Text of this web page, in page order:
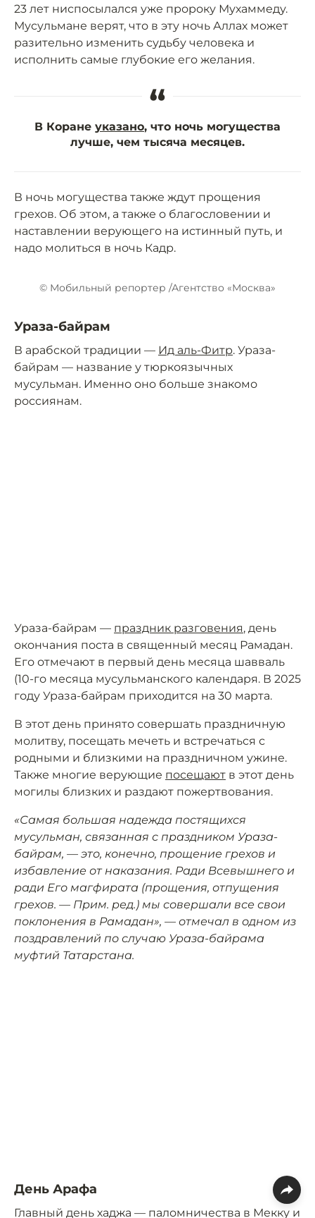
23 лет ниспосылался уже пророку Мухаммеду.
Мусульмане верят, что в эту ночь Аллах может
разительно изменить судьбу человека и
исполнить самые глубокие его желания.
“
В Коране указано, что ночь могущества
лучше, чем тысяча месяцев.
В ночь могущества также ждут прощения
грехов. Об этом, а также о благословении и
наставлении верующего на истинный путь, и
надо молиться в ночь Кадр.
© Мобильный репортер /Агентство «Москва»
Ураза-байрам
В арабской традиции — Ид аль-Фитр. Ураза-
байрам — название у тюркоязычных
мусульман. Именно оно больше знакомо
россиянам.
Ураза-байрам — праздник разговения, день
окончания поста в священный месяц Рамадан.
Его отмечают в первый день месяца шавваль
(10-го месяца мусульманского календаря. В 2025
году Ураза-байрам приходится на 30 марта.
В этот день принято совершать праздничную
молитву, посещать мечеть и встречаться с
родными и близкими на праздничном ужине.
Также многие верующие посещают в этот день
могилы близких и раздают пожертвования.
«Самая большая надежда постящихся
мусульман, связанная с праздником Ураза-
байрам, — это, конечно, прощение грехов и
избавление от наказания. Ради Всевышнего и
ради Его магфирата (прощения, отпущения
грехов. — Прим. ред.) мы совершали все свои
поклонения в Рамадан», — отмечал в одном из
поздравлений по случаю Ураза-байрама
муфтий Татарстана.
День Арафа
Главный день хаджа — паломничества в Мекку и